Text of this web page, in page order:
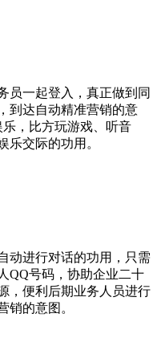
员一起登入，真正做到同
到达自动精准营销的意
，比方玩游戏、听音
乐交际的功用。
动进行对话的功用，只需
QQ号码，协助企业二十
，便利后期业务人员进行
销的意图。